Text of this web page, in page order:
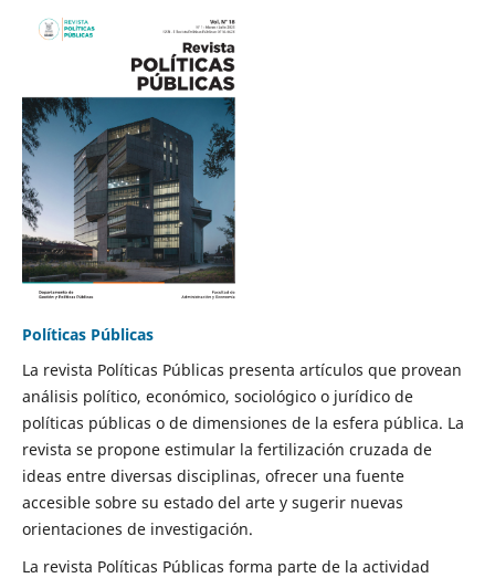
Políticas Públicas
La revista Políticas Públicas presenta artículos que provean
análisis político, económico, sociológico o jurídico de
políticas públicas o de dimensiones de la esfera pública. La
revista se propone estimular la fertilización cruzada de
ideas entre diversas disciplinas, ofrecer una fuente
accesible sobre su estado del arte y sugerir nuevas
orientaciones de investigación.
La revista Políticas Públicas forma parte de la actividad